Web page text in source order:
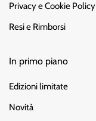
Privacy e Cookie Policy
Resi e Rimborsi
In primo piano
Edizioni limitate
Novità